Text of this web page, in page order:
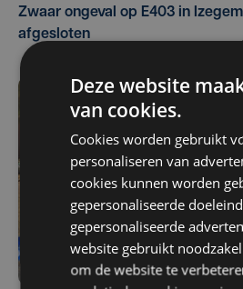
Zwaar ongeval op E403 in
afgesloten
Deze website
van cookies.
Cookies worden gebruikt
personaliseren van
cookies kunnen worden
gepersonaliseerde
gepersonaliseerde
website gebruikt
om de website te